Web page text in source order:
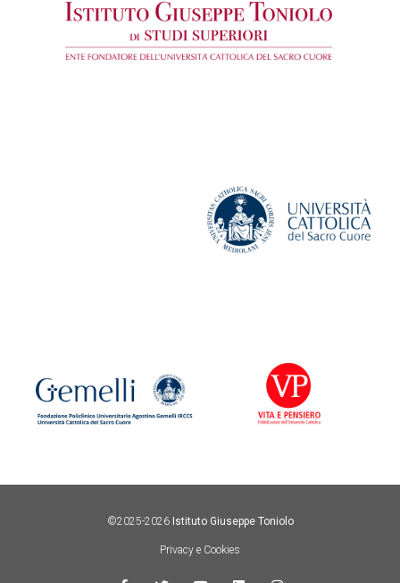
©2025-2026 Istituto Giuseppe Toniolo
Privacy e Cookies